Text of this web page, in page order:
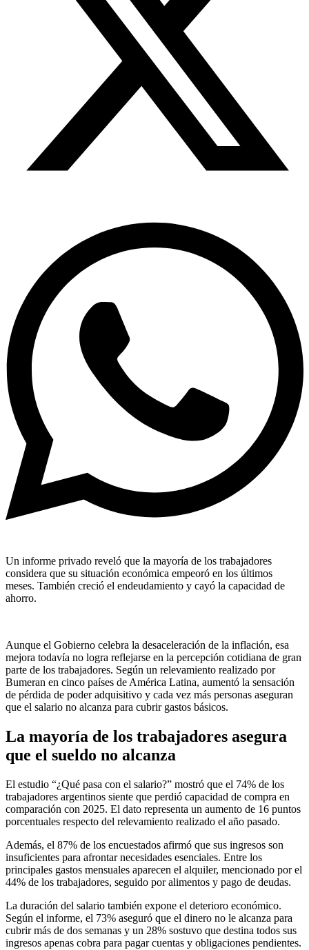
Un informe privado reveló que la mayoría de los trabajadores
considera que su situación económica empeoró en los últimos
meses. También creció el endeudamiento y cayó la capacidad de
ahorro.
Aunque el Gobierno celebra la desaceleración de la inflación, esa
mejora todavía no logra reflejarse en la percepción cotidiana de gran
parte de los trabajadores. Según un relevamiento realizado por
Bumeran en cinco países de América Latina, aumentó la sensación
de pérdida de poder adquisitivo y cada vez más personas aseguran
que el salario no alcanza para cubrir gastos básicos.
La mayoría de los trabajadores asegura
que el sueldo no alcanza
El estudio “¿Qué pasa con el salario?” mostró que el 74% de los
trabajadores argentinos siente que perdió capacidad de compra en
comparación con 2025. El dato representa un aumento de 16 puntos
porcentuales respecto del relevamiento realizado el año pasado.
Además, el 87% de los encuestados afirmó que sus ingresos son
insuficientes para afrontar necesidades esenciales. Entre los
principales gastos mensuales aparecen el alquiler, mencionado por el
44% de los trabajadores, seguido por alimentos y pago de deudas.
La duración del salario también expone el deterioro económico.
Según el informe, el 73% aseguró que el dinero no le alcanza para
cubrir más de dos semanas y un 28% sostuvo que destina todos sus
ingresos apenas cobra para pagar cuentas y obligaciones pendientes.